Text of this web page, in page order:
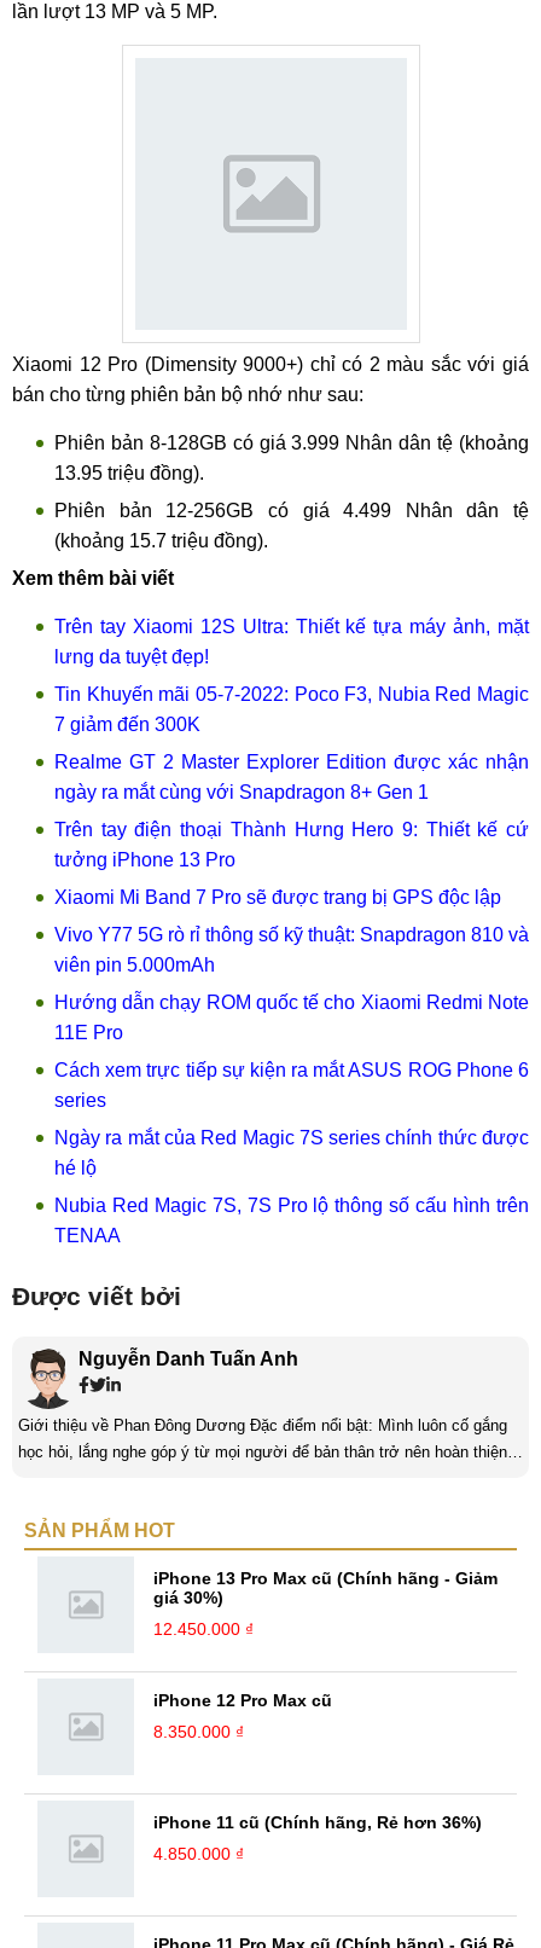
lần lượt 13 MP và 5 MP.
Xiaomi 12 Pro (Dimensity 9000+) chỉ có 2 màu sắc với giá
bán cho từng phiên bản bộ nhớ như sau:
Phiên bản 8-128GB có giá 3.999 Nhân dân tệ (khoảng
13.95 triệu đồng).
Phiên bản 12-256GB có giá 4.499 Nhân dân tệ
(khoảng 15.7 triệu đồng).
Xem thêm bài viết
Trên tay Xiaomi 12S Ultra: Thiết kế tựa máy ảnh, mặt
lưng da tuyệt đẹp!
Tin Khuyến mãi 05-7-2022: Poco F3, Nubia Red Magic
7 giảm đến 300K
Realme GT 2 Master Explorer Edition được xác nhận
ngày ra mắt cùng với Snapdragon 8+ Gen 1
Trên tay điện thoại Thành Hưng Hero 9: Thiết kế cứ
tưởng iPhone 13 Pro
Xiaomi Mi Band 7 Pro sẽ được trang bị GPS độc lập
Vivo Y77 5G rò rỉ thông số kỹ thuật: Snapdragon 810 và
viên pin 5.000mAh
Hướng dẫn chạy ROM quốc tế cho Xiaomi Redmi Note
11E Pro
Cách xem trực tiếp sự kiện ra mắt ASUS ROG Phone 6
series
Ngày ra mắt của Red Magic 7S series chính thức được
hé lộ
Nubia Red Magic 7S, 7S Pro lộ thông số cấu hình trên
TENAA
Được viết bởi
Nguyễn Danh Tuấn Anh
Giới thiệu về Phan Đông Dương Đặc điểm nổi bật: Mình luôn cố gắng
học hỏi, lắng nghe góp ý từ mọi người để bản thân trở nên hoàn thiện
sống cũng như công việc. Kinh nghiệm: Lĩnh vực content đòi hỏi sự
SẢN PHẨM HOT
iPhone 13 Pro Max cũ (Chính hãng - Giảm
giá 30%)
12.450.000 ₫
iPhone 12 Pro Max cũ
8.350.000 ₫
iPhone 11 cũ (Chính hãng, Rẻ hơn 36%)
4.850.000 ₫
iPhone 11 Pro Max cũ (Chính hãng) - Giá Rẻ